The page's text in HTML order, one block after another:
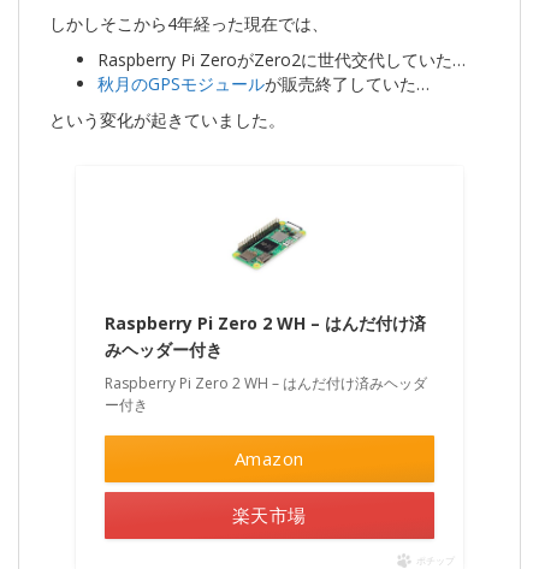
しかしそこから4年経った現在では、
Raspberry Pi ZeroがZero2に世代交代していた…
秋月のGPSモジュールが販売終了していた…
という変化が起きていました。
Raspberry Pi Zero 2 WH – はんだ付け済
みヘッダー付き
Raspberry Pi Zero 2 WH – はんだ付け済みヘッダ
ー付き
Amazon
楽天市場
ポチップ